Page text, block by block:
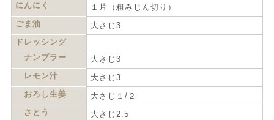
にんにく
１片（粗みじん切り）
ごま油
大さじ3
ドレッシング
ナンプラー
大さじ3
レモン汁
大さじ3
おろし生姜
大さじ１/２
さとう
大さじ2.5